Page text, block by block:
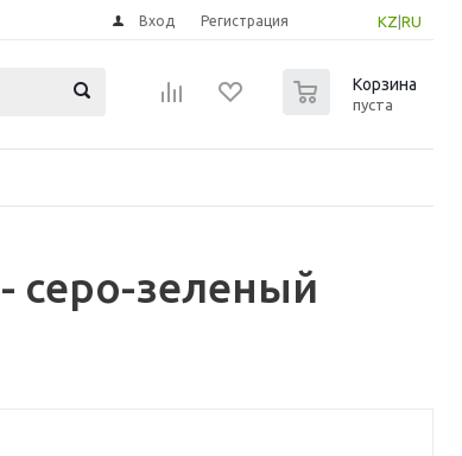
KZ RU
Вход Регистрация
Корзина
пуста
серо-зеленый